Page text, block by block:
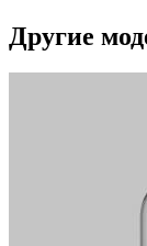
Другие